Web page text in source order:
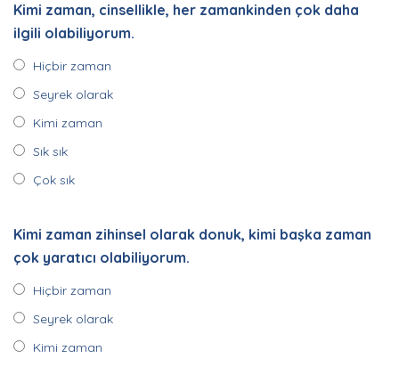
Kimi zaman, cinsellikle, her zamankinden çok daha
ilgili olabiliyorum.
Hiçbir zaman
Seyrek olarak
Kimi zaman
Sık sık
Çok sık
Kimi zaman zihinsel olarak donuk, kimi başka zaman
çok yaratıcı olabiliyorum.
Hiçbir zaman
Seyrek olarak
Kimi zaman